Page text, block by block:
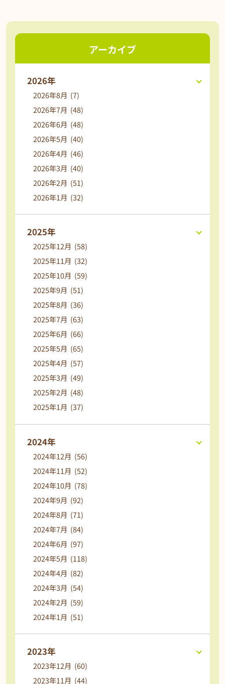
アーカイブ
2026年
2026年8月 (7)
2026年7月 (48)
2026年6月 (48)
2026年5月 (40)
2026年4月 (46)
2026年3月 (40)
2026年2月 (51)
2026年1月 (32)
2025年
2025年12月 (58)
2025年11月 (32)
2025年10月 (59)
2025年9月 (51)
2025年8月 (36)
2025年7月 (63)
2025年6月 (66)
2025年5月 (65)
2025年4月 (57)
2025年3月 (49)
2025年2月 (48)
2025年1月 (37)
2024年
2024年12月 (56)
2024年11月 (52)
2024年10月 (78)
2024年9月 (92)
2024年8月 (71)
2024年7月 (84)
2024年6月 (97)
2024年5月 (118)
2024年4月 (82)
2024年3月 (54)
2024年2月 (59)
2024年1月 (51)
2023年
2023年12月 (60)
2023年11月 (44)